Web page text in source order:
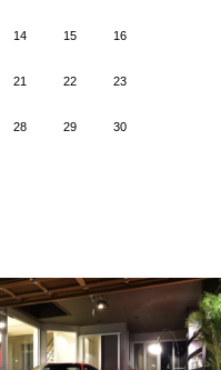
14 15 16
21 22 23
28 29 30